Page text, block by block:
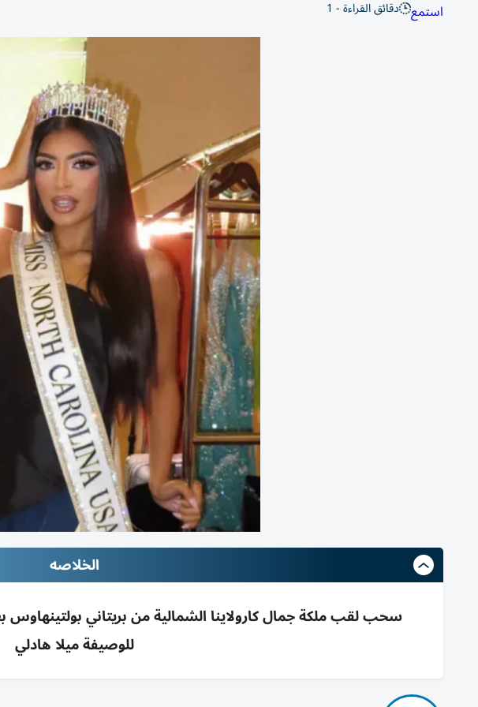
استمع دقائق القراءة - 1
الخلاصه
سحب لقب ملكة جمال كارولاينا الشمالية من بريتاني بولتينهاوس
للوصيفة ميلا هادلي